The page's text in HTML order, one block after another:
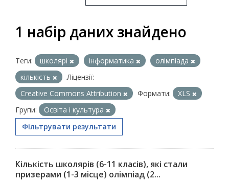
1 набір даних знайдено
Теги: школярі інформатика
олімпіада
кількість
Ліцензії:
Creative Commons Attribution
Формати:
XLS
Групи:
Освіта і культура
Фільтрувати результати
Кількість школярів (6-11 класів), які стали
призерами (1-3 місце) олімпіад (2...